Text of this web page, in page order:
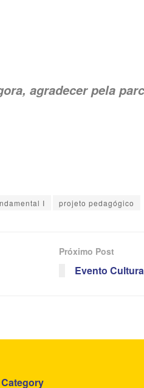
agradecer pela
I projeto pedagógico
Próximo Post
Evento